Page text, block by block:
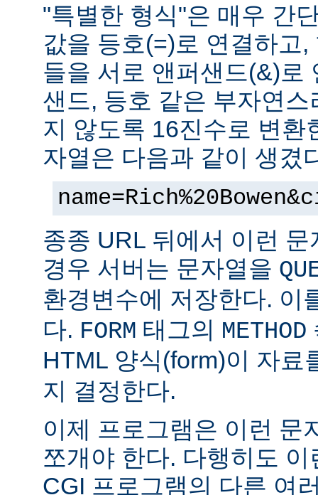
"특별한 형식"은 매우 간
값을 등호(=)로 연결하고
들을 서로 앤퍼샌드(&)로
샌드, 등호 같은 부자연
지 않도록 16진수로 변환
자열은 다음과 같이 생겼
종종 URL 뒤에서 이런
경우 서버는 문자열을
환경변수에 저장한다. 이
다. FORM 태그의 METHOD
HTML 양식(form)이 자료
지 결정한다.
이제 프로그램은 이런 문
쪼개야 한다. 다행히도
CGI 프로그램의 다른 여